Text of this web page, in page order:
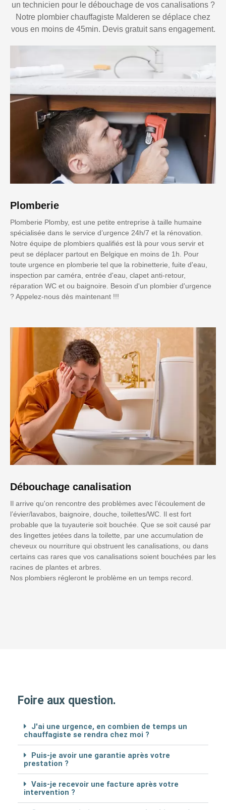
un technicien pour le débouchage de vos canalisations ?
Notre plombier chauffagiste Malderen se déplace chez
vous en moins de 45min. Devis gratuit sans engagement.
Plomberie
Plomberie Plomby, est une petite entreprise à taille humaine
spécialisée dans le service d’urgence 24h/7 et la rénovation.
Notre équipe de plombiers qualifiés est là pour vous servir et
peut se déplacer partout en Belgique en moins de 1h. Pour
toute urgence en plomberie tel que la robinetterie, fuite d'eau,
inspection par caméra, entrée d'eau, clapet anti-retour,
réparation WC et ou baignoire. Besoin d'un plombier d'urgence
? Appelez-nous dès maintenant !!!
Débouchage canalisation
Il arrive qu'on rencontre des problèmes avec l’écoulement de
l’évier/lavabos, baignoire, douche, toilettes/WC. Il est fort
probable que la tuyauterie soit bouchée. Que se soit causé par
des lingettes jetées dans la toilette, par une accumulation de
cheveux ou nourriture qui obstruent les canalisations, ou dans
certains cas rares que vos canalisations soient bouchées par les
racines de plantes et arbres.
Nos plombiers régleront le problème en un temps record.
Foire aux question.
J'ai une urgence, en combien de temps un
chauffagiste se rendra chez moi ?
Puis-je avoir une garantie après votre
prestation ?
Vais-je recevoir une facture après votre
intervention ?